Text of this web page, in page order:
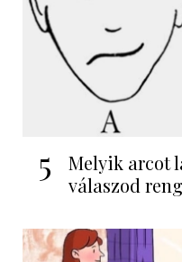
5
Melyik arcot
válaszod